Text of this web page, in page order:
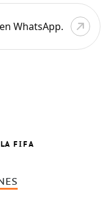
en WhatsApp.
FIFA